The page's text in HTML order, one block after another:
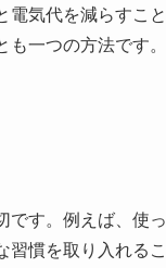
気代を減らすこ
一つの方法です。
す。例えば、使
慣を取り入れる